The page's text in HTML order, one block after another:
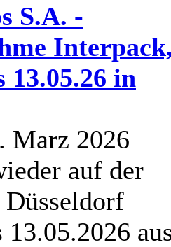
S.A. -
13.05.26 in
Marz 2026
auf der